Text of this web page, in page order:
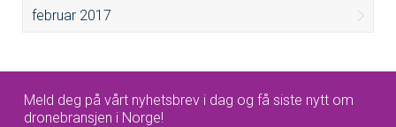
februar 2017
Meld deg på vårt nyhetsbrev i dag og få siste nytt om
dronebransjen i Norge!